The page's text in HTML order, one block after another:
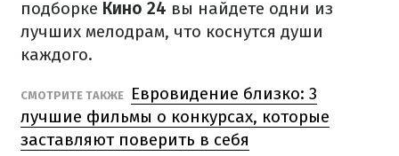
подборке Кино 24 вы найдете одни из
лучших мелодрам, что коснутся души
каждого.
СМОТРИТЕ ТАКЖЕ
Евровидение близко: 3
лучшие фильмы о конкурсах, которые
заставляют поверить в себя